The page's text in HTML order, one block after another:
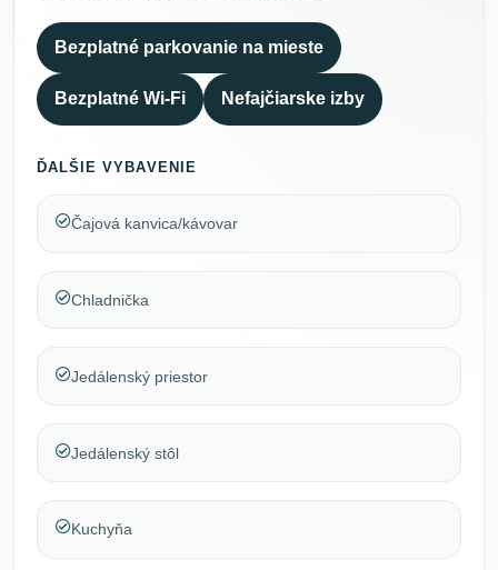
Bezplatné parkovanie na mieste
Bezplatné Wi-Fi Nefajčiarske izby
ĎALŠIE VYBAVENIE
Čajová kanvica/kávovar
Chladnička
Jedálenský priestor
Jedálenský stôl
Kuchyňa